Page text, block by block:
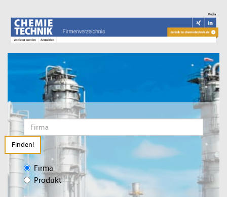
Finden!
Firma
Produkt